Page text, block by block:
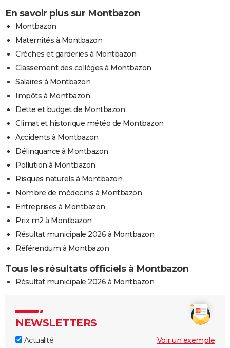
En savoir plus sur Montbazon
Montbazon
Maternités à Montbazon
Crèches et garderies à Montbazon
Classement des collèges à Montbazon
Salaires à Montbazon
Impôts à Montbazon
Dette et budget de Montbazon
Climat et historique météo de Montbazon
Accidents à Montbazon
Délinquance à Montbazon
Pollution à Montbazon
Risques naturels à Montbazon
Nombre de médecins à Montbazon
Entreprises à Montbazon
Prix m2 à Montbazon
Résultat municipale 2026 à Montbazon
Référendum à Montbazon
Tous les résultats officiels à Montbazon
Résultat municipale 2026 à Montbazon
NEWSLETTERS
Actualité
Voir un exemple